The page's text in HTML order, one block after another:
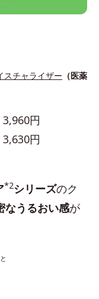
スチャライザー （医薬
円
円
*2シリーズのク
なうるおい感が